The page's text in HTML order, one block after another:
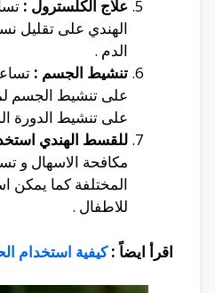
علاج الكلسترول :
الهندي على تقليل
الدم .
تنشيط الجسم :
على تنشيط الجسم
على تنشيط الدورة
للقسط الهندي
مكافحة الاسهال و
المختلفة كما يمكن
للاطفال .
اقرأ ايضاً :كيفية استخدام